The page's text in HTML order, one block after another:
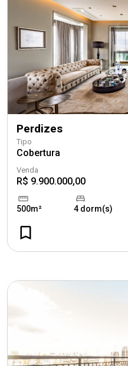
Perdizes
Tipo
Cobertura
Venda
R$ 9.900.000,00
500m² 4 dorm(s)